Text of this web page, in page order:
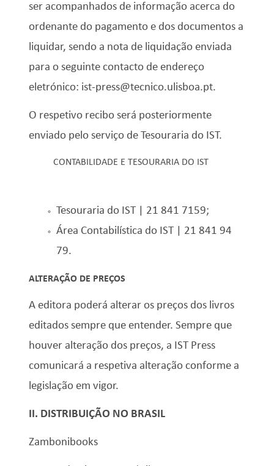
ser acompanhados de informação acerca do
ordenante do pagamento e dos documentos a
liquidar, sendo a nota de liquidação enviada
para o seguinte contacto de endereço
eletrónico: ist-press@tecnico.ulisboa.pt.
O respetivo recibo será posteriormente
enviado pelo serviço de Tesouraria do IST.
CONTABILIDADE E TESOURARIA DO IST
Tesouraria do IST | 21 841 7159;
Área Contabilística do IST | 21 841 94
79.
ALTERAÇÃO DE PREÇOS
A editora poderá alterar os preços dos livros
editados sempre que entender. Sempre que
houver alteração dos preços, a IST Press
comunicará a respetiva alteração conforme a
legislação em vigor.
II. DISTRIBUIÇÃO NO BRASIL
Zambonibooks